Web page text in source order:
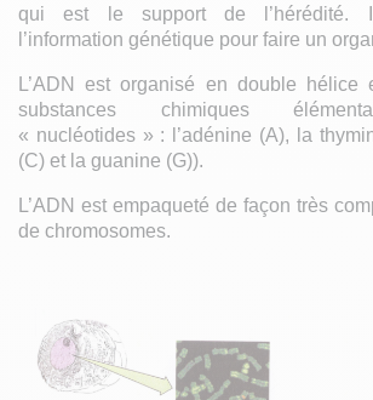
qui est le support de l’hérédité.
l’information génétique pour faire un
L’ADN est organisé en double
substances chimiques
« nucléotides » : l’adénine (A), la
(C) et la guanine (G)).
L’ADN est empaqueté de façon très
de chromosomes.